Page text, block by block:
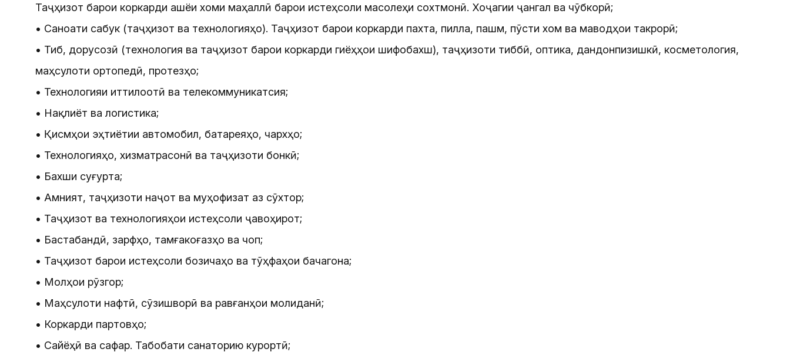
Таҷҳизот барои коркарди ашёи хоми маҳаллӣ барои истеҳсоли масолеҳи сохтмонӣ. Хоҷагии ҷангал ва чӯбкорӣ;
• Саноати сабук (таҷҳизот ва технологияҳо). Таҷҳизот барои коркарди пахта, пилла, пашм, пӯсти хом ва маводҳои такрорӣ;
• Тиб, дорусозӣ (технология ва таҷҳизот барои коркарди гиёҳҳои шифобахш), таҷҳизоти тиббӣ, оптика, дандонпизишкӣ, косметология,
маҳсулоти ортопедӣ, протезҳо;
• Технологияи иттилоотӣ ва телекоммуникатсия;
• Нақлиёт ва логистика;
• Қисмҳои эҳтиётии автомобил, батареяҳо, чархҳо;
• Технологияҳо, хизматрасонӣ ва таҷҳизоти бонкӣ;
• Бахши суғурта;
• Амният, таҷҳизоти наҷот ва муҳофизат аз сӯхтор;
• Таҷҳизот ва технологияҳои истеҳсоли ҷавоҳирот;
• Бастабандӣ, зарфҳо, тамғакоғазҳо ва чоп;
• Таҷҳизот барои истеҳсоли бозичаҳо ва тӯҳфаҳои бачагона;
• Молҳои рӯзгор;
• Маҳсулоти нафтӣ, сӯзишворӣ ва равғанҳои молиданӣ;
• Коркарди партовҳо;
• Сайёҳӣ ва сафар. Табобати санаторию курортӣ;